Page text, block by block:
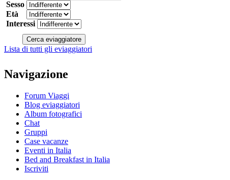
Sesso
Età
Interessi
Lista di tutti gli eviaggiatori
Navigazione
Forum Viaggi
Blog eviaggiatori
Album fotografici
Chat
Gruppi
Case vacanze
Eventi in Italia
Bed and Breakfast in Italia
Iscriviti